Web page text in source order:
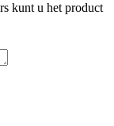
kunt u het product